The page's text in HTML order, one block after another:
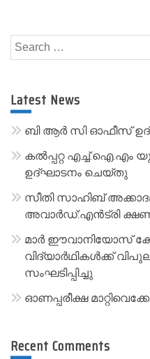
l
n
a
e
Search
for:
Latest News
ബി ആർ സി ഓഫീസ്
കൽപ്പറ്റ എച്ച്.ഐ.എം
ഉദ്ഘാടനം ചെയ്തു
സീതി സാഹിബ്
അവാർഡ്:എൻട്രി
മാർ ഈവാനിയോസ്
വിദ്യാർഥികൾക്ക്
സംഘടിപ്പിച്ചു
ഓണപ്പരീക്ഷ
Recent Comments